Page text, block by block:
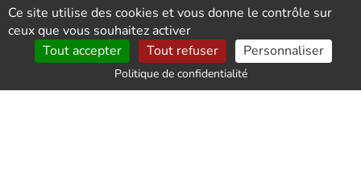
Notre service de débarras de meubles dans un
appartement prend en charge même les objets de
grand volume. Nous intervenons également dans
les copropriétés avec des parties communes
Ce site utilise des cookies et vous donne le contrôle sur
ceux que vous souhaitez activer
Tout accepter
Tout refuser Personnaliser
Politique de confidentialité